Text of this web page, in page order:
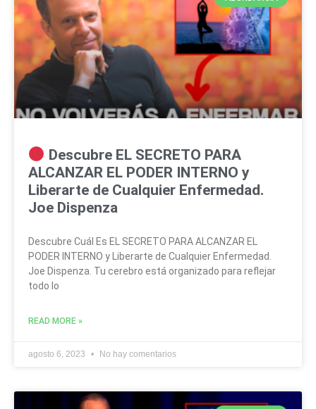
Descubre EL SECRETO PARA
ALCANZAR EL PODER INTERNO y
Liberarte de Cualquier Enfermedad.
Joe Dispenza
Descubre Cuál Es EL SECRETO PARA ALCANZAR EL
PODER INTERNO y Liberarte de Cualquier Enfermedad.
Joe Dispenza. Tu cerebro está organizado para reflejar
todo lo
READ MORE »
agosto 6, 2023 No hay comentarios